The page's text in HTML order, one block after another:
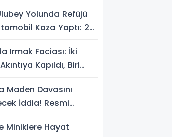
Yolunda Refüjü
Kaza Yaptı: 2
Irmak Faciası: İki
Kapıldı, Biri
Maden Davasını
İddia! Resmi
Miniklere Hayat